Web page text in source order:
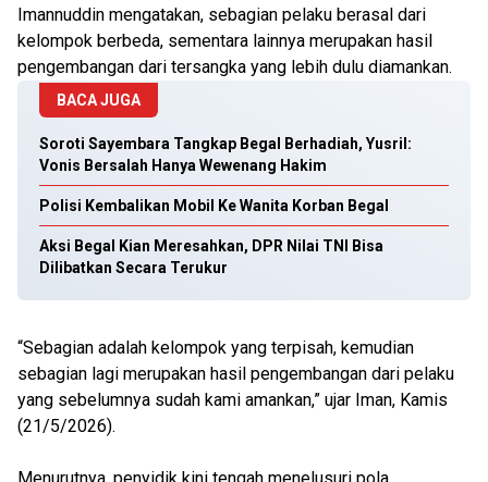
Imannuddin mengatakan, sebagian pelaku berasal dari
kelompok berbeda, sementara lainnya merupakan hasil
pengembangan dari tersangka yang lebih dulu diamankan.
BACA JUGA
Soroti Sayembara Tangkap Begal Berhadiah, Yusril:
Vonis Bersalah Hanya Wewenang Hakim
Polisi Kembalikan Mobil Ke Wanita Korban Begal
Aksi Begal Kian Meresahkan, DPR Nilai TNI Bisa
Dilibatkan Secara Terukur
“Sebagian adalah kelompok yang terpisah, kemudian
sebagian lagi merupakan hasil pengembangan dari pelaku
yang sebelumnya sudah kami amankan,” ujar Iman, Kamis
(21/5/2026).